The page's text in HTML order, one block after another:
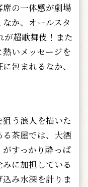
の一体感が劇場
か、オールスタ
が超歌舞伎！また
いメッセージを
包まれるなか、
う浪人を描いた
る茶屋では、大酒
すっかり酔っぱ
に加担している
み水深を計りま